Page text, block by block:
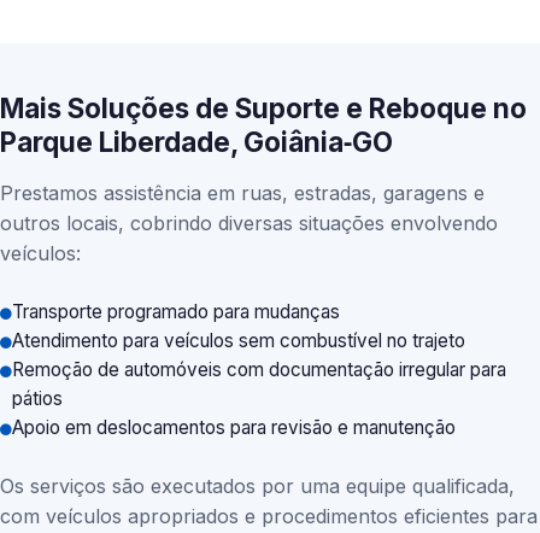
Mais Soluções de Suporte e Reboque no
Parque Liberdade, Goiânia‑GO
Prestamos assistência em ruas, estradas, garagens e
outros locais, cobrindo diversas situações envolvendo
veículos:
Transporte programado para mudanças
Atendimento para veículos sem combustível no trajeto
Remoção de automóveis com documentação irregular para
pátios
Apoio em deslocamentos para revisão e manutenção
Os serviços são executados por uma equipe qualificada,
com veículos apropriados e procedimentos eficientes para